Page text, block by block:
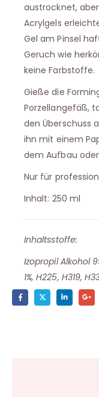
austrocknet,
Acrylgels
Gel am Pinsel
Geruch wie
keine Farbstoffe.
Gieße die
Porzellangefäß,
den Überschuss
ihn mit einem
dem Aufbau
Nur für
Inhalt: 250 ml
Inhaltsstoffe:
Izopropil Alkohol
1%, H225, H319,